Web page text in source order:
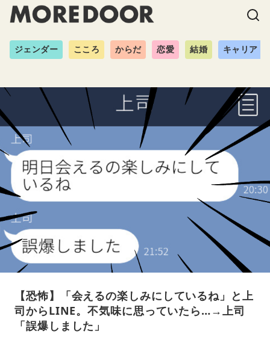
ジェンダー こころ からだ 恋愛 結婚 キャリア
【恐怖】「会えるの楽しみにしているね」と上
司からLINE。不気味に思っていたら…→上司
「誤爆しました」